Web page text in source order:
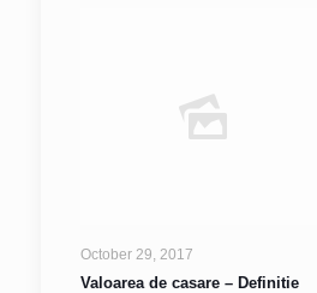
October 29, 2017
Valoarea de casare – Definitie